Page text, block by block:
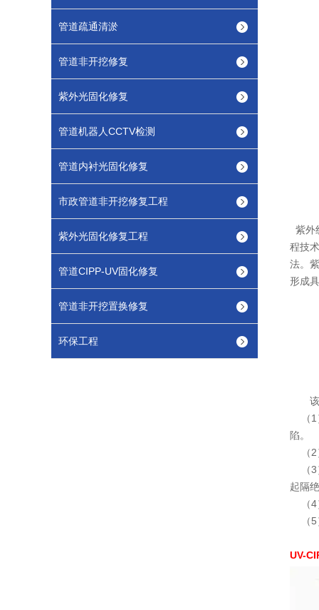
管道疏通清淤
管道非开挖修复
紫外光固化修复
管道机器人CCTV检测
管道内衬光固化修复
市政管道非开挖修复工程
紫外光固化修复工程
管道CIPP-UV固化修复
管道非开挖置换修复
环保工程
紫外
程技
法。
形成
该工
（1
陷。
（2
（3
起隔
（4
（5
UV-